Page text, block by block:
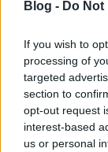
Blog - Do
If you wish to
processing of
targeted
section to
opt-out request
interest-based
us or personal
„+” utáni
igénybe. Ezek
annál
valamennyit